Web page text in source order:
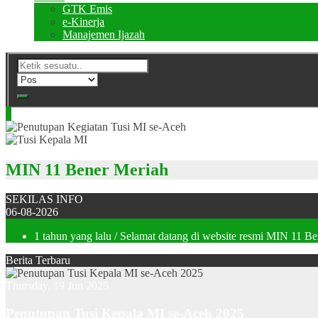
GTK Emis
e-Kinerja
Manajemen Ijazah
MIN 11 Bener Meriah
SEKILAS INFO
06-08-2026
1 tahun yang lalu / Selamat datang di website resmi MIN 11
Berita Terbaru